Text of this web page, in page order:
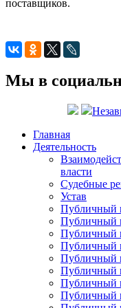
поставщиков.
Мы в
Главная
Деятельность
власти
Судебные
Устав
Публичный
Публичный
Публичный
Публичный
Публичный
Публичный
Публичный
Публичный